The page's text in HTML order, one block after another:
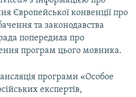
Європейської конвенції про
та законодавства
попередила про
програм цього мовника.
програми «Особое
експертів,